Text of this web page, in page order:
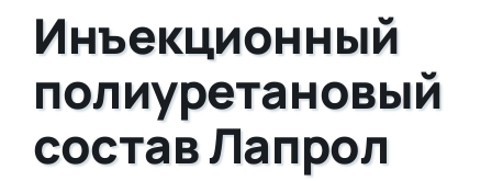
Инъекционный
полиуретановый
состав Лапрол